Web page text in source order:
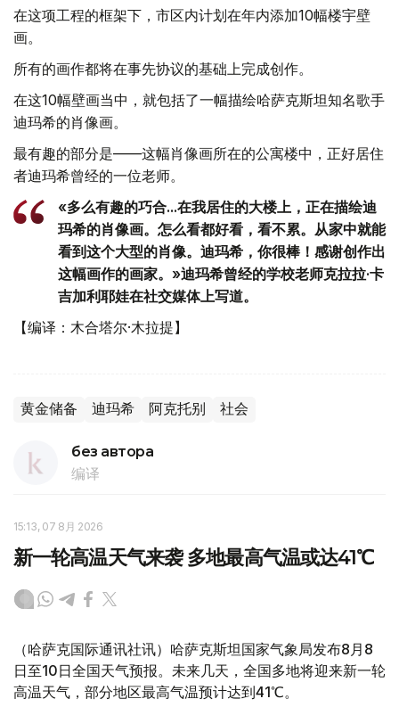
在这项工程的框架下，市区内计划在年内添加10幅楼宇壁
画。
所有的画作都将在事先协议的基础上完成创作。
在这10幅壁画当中，就包括了一幅描绘哈萨克斯坦知名歌手
迪玛希的肖像画。
最有趣的部分是——这幅肖像画所在的公寓楼中，正好居住
者迪玛希曾经的一位老师。
«多么有趣的巧合...在我居住的大楼上，正在描绘迪
玛希的肖像画。怎么看都好看，看不累。从家中就能
看到这个大型的肖像。迪玛希，你很棒！感谢创作出
这幅画作的画家。»迪玛希曾经的学校老师克拉拉·卡
吉加利耶娃在社交媒体上写道。
【编译：木合塔尔·木拉提】
黄金储备 迪玛希 阿克托别 社会
без автора
编译
15:13, 07 8月 2026
新一轮高温天气来袭 多地最高气温或达41℃
（哈萨克国际通讯社讯）哈萨克斯坦国家气象局发布8月8
日至10日全国天气预报。未来几天，全国多地将迎来新一轮
高温天气，部分地区最高气温预计达到41℃。